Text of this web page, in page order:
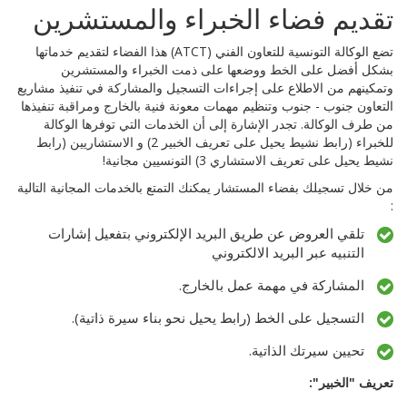
تقديم فضاء الخبراء والمستشرين
تضع الوكالة التونسية للتعاون الفني (ATCT) هذا الفضاء لتقديم خدماتها
بشكل أفضل على الخط ووضعها على ذمت الخبراء والمستشرين
وتمكينهم من الاطلاع على إجراءات التسجيل والمشاركة في تنفيذ مشاريع
التعاون جنوب - جنوب وتنظيم مهمات معونة فنية بالخارج ومراقبة تنفيذها
من طرف الوكالة. تجدر الإشارة إلى أن الخدمات التي توفرها الوكالة
للخبراء (رابط نشيط يحيل على تعريف الخبير 2) و الاستشاريين (رابط
نشيط يحيل على تعريف الاستشاري 3) التونسيين مجانية!
من خلال تسجيلك بفضاء المستشار يمكنك التمتع بالخدمات المجانية التالية
:
تلقي العروض عن طريق البريد الإلكتروني بتفعيل إشارات
التنبيه عبر البريد الالكتروني
المشاركة في مهمة عمل بالخارج.
التسجيل على الخط (رابط يحيل نحو بناء سيرة ذاتية).
تحيين سيرتك الذاتية.
تعريف "الخبير":